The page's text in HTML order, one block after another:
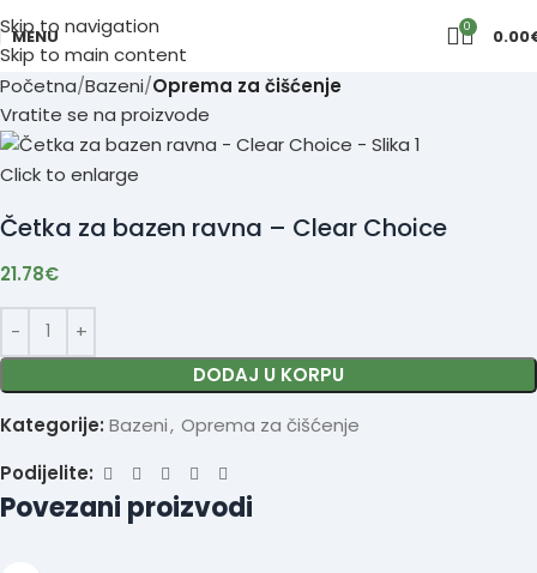
Skip to navigation
Skip to main content
MENU 0 0.00
Početna Bazeni Oprema za čišćenje
Vratite se na proizvode
Click to enlarge
Četka za bazen ravna – Clear Choice
21.78€
DODAJ U KORPU
Kategorije: Bazeni, Oprema za čišćenje
Podijelite:
Povezani proizvodi